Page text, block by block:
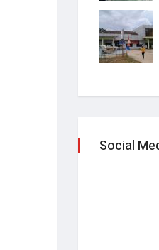
Social